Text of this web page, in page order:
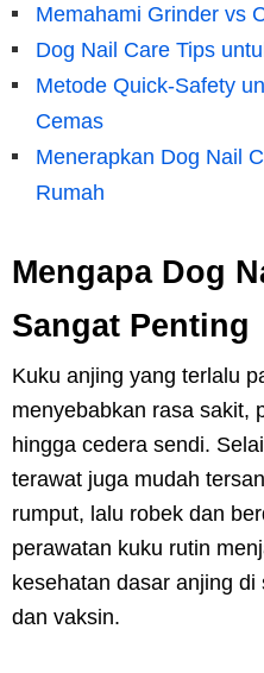
Memahami Grinder vs
Dog Nail Care Tips
Metode Quick-Safety
Cemas
Menerapkan Dog Nail
Rumah
Mengapa Dog
Sangat Penting
Kuku anjing yang terlalu
menyebabkan rasa sakit,
hingga cedera sendi.
terawat juga mudah
rumput, lalu robek dan
perawatan kuku rutin
kesehatan dasar anjing
dan vaksin.